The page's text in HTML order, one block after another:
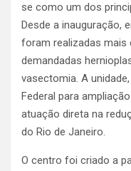
se como um dos
Desde a inauguração,
foram realizadas mais
demandadas
vasectomia. A
Federal para
atuação direta na
do Rio de Janeiro.
O centro foi criado a